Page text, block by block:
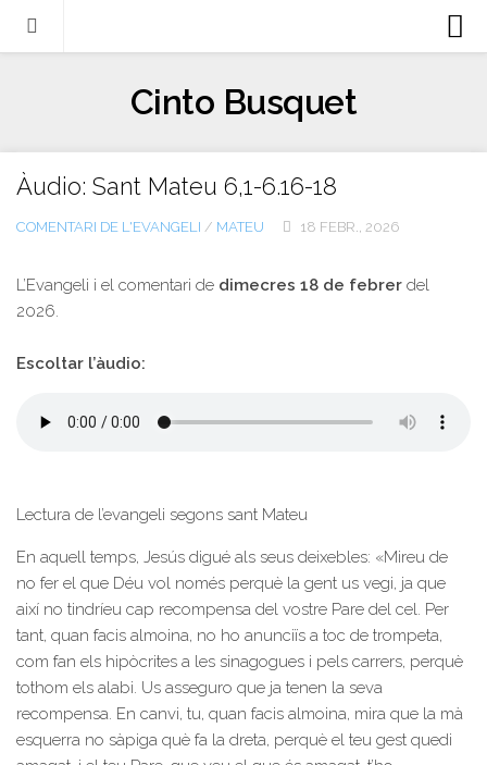
Llibres
Escrits-articles
Notícies
Italiano
English
Cinto Busquet
Àudio: Sant Mateu 6,1-6.16-18
COMENTARI DE L'EVANGELI / MATEU 18 FEBR., 2026
L’Evangeli i el comentari de dimecres 18 de febrer del
2026.
Escoltar l’àudio:
Lectura de l’evangeli segons sant Mateu
En aquell temps, Jesús digué als seus deixebles: «Mireu de
no fer el que Déu vol només perquè la gent us vegi, ja que
així no tindríeu cap recompensa del vostre Pare del cel. Per
tant, quan facis almoina, no ho anunciïs a toc de trompeta,
com fan els hipòcrites a les sinagogues i pels carrers, perquè
tothom els alabi. Us asseguro que ja tenen la seva
recompensa. En canvi, tu, quan facis almoina, mira que la mà
esquerra no sàpiga què fa la dreta, perquè el teu gest quedi